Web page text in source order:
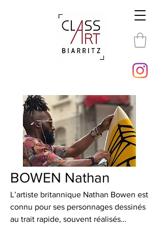
BOWEN Nathan
L’artiste britannique Nathan Bowen est
connu pour ses personnages dessinés
au trait rapide, souvent réalisés